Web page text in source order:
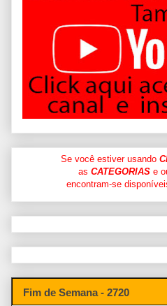
Se você estiver usando
as CATEGORIASe
encontram-se
Fim de Semana - 2720